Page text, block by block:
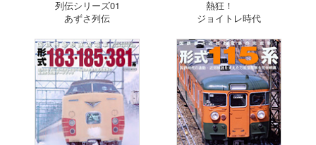
列伝シリーズ01
あずさ列伝
熱狂！
ジョイトレ時代